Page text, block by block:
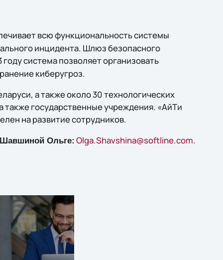
всю функциональность системы
инцидента. Шлюз безопасного
система позволяет организовать
киберугроз.
а также около 30 технологических
также государственные учреждения. «АйТи
на развитие сотрудников.
Шавшиной Ольге: Olga.Shavshina@softline.com.